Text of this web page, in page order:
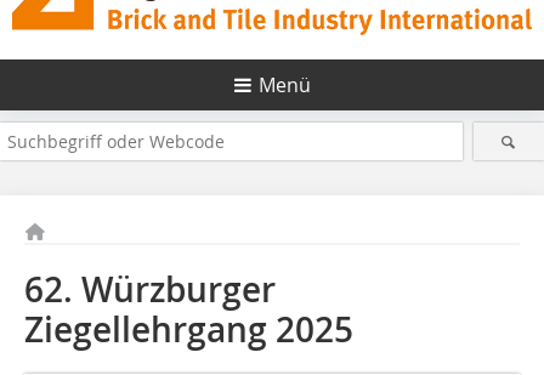
Menü
62. Würzburger
Ziegellehrgang 2025